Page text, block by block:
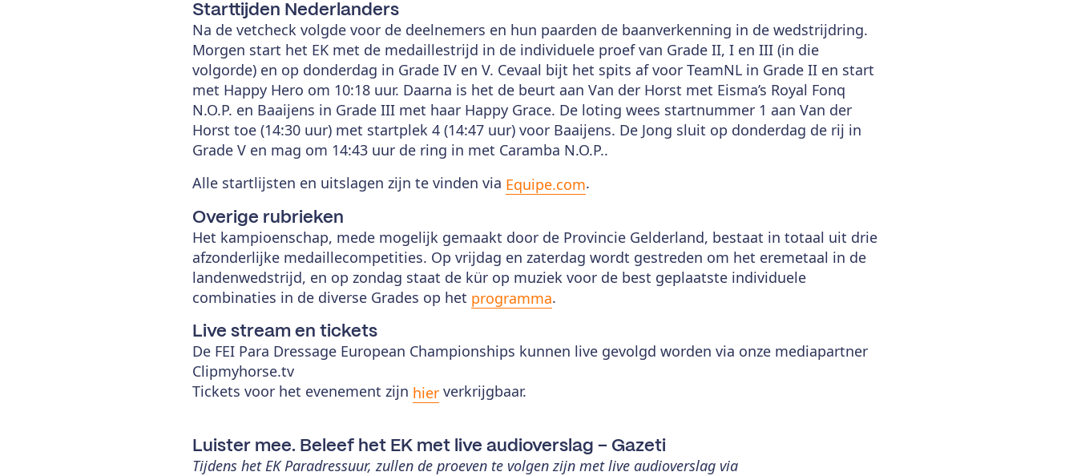
Starttijden Nederlanders
Na de vetcheck volgde voor de deelnemers en hun paarden de baanverkenning in de wedstrijdring.
Morgen start het EK met de medaillestrijd in de individuele proef van Grade II, I en III (in die
volgorde) en op donderdag in Grade IV en V. Cevaal bijt het spits af voor TeamNL in Grade II en start
met Happy Hero om 10:18 uur. Daarna is het de beurt aan Van der Horst met Eisma’s Royal Fonq
N.O.P. en Baaijens in Grade III met haar Happy Grace. De loting wees startnummer 1 aan Van der
Horst toe (14:30 uur) met startplek 4 (14:47 uur) voor Baaijens. De Jong sluit op donderdag de rij in
Grade V en mag om 14:43 uur de ring in met Caramba N.O.P..
Alle startlijsten en uitslagen zijn te vinden via Equipe.com.
Overige rubrieken
Het kampioenschap, mede mogelijk gemaakt door de Provincie Gelderland, bestaat in totaal uit drie
afzonderlijke medaillecompetities. Op vrijdag en zaterdag wordt gestreden om het eremetaal in de
landenwedstrijd, en op zondag staat de kür op muziek voor de best geplaatste individuele
combinaties in de diverse Grades op het programma.
Live stream en tickets
De FEI Para Dressage European Championships kunnen live gevolgd worden via onze mediapartner
Clipmyhorse.tv
Tickets voor het evenement zijn hier verkrijgbaar.
Luister mee. Beleef het EK met live audioverslag – Gazeti
Tijdens het EK Paradressuur, zullen de proeven te volgen zijn met live audioverslag via